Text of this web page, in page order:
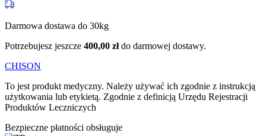
Darmowa dostawa do 30kg
Potrzebujesz jeszcze 400,00 złdo darmowej dostawy.
CHISON
To jest produkt medyczny. Należy używać ich zgodnie z instrukcją
użytkowania lub etykietą. Zgodnie z definicją Urzędu Rejestracji
Produktów Leczniczych
Bezpieczne płatności obsługuje